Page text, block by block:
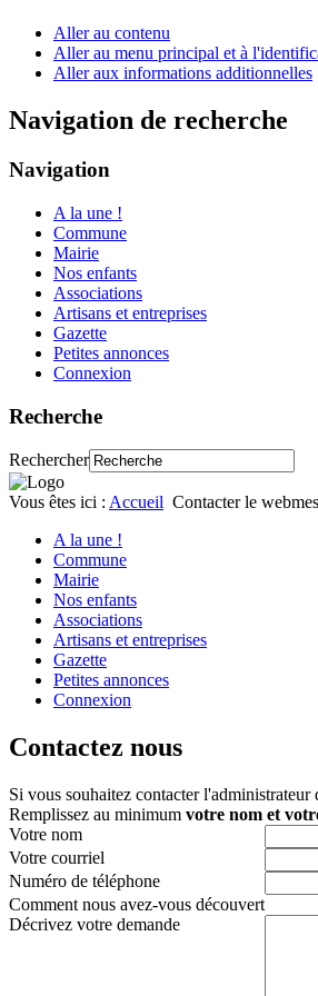
Aller au contenu
Aller au menu principal et à
Aller aux informations additionnelles
Navigation de recherche
Navigation
A la une !
Commune
Mairie
Nos enfants
Associations
Artisans et entreprises
Gazette
Petites annonces
Connexion
Recherche
Rechercher
Vous êtes ici : Accueil Contacter le
A la une !
Commune
Mairie
Nos enfants
Associations
Artisans et entreprises
Gazette
Petites annonces
Connexion
Contactez nous
Si vous souhaitez contacter
Remplissez au minimum votre nom et
Votre nom
Votre courriel
Numéro de téléphone
Comment nous avez-vous découvert
Décrivez votre demande